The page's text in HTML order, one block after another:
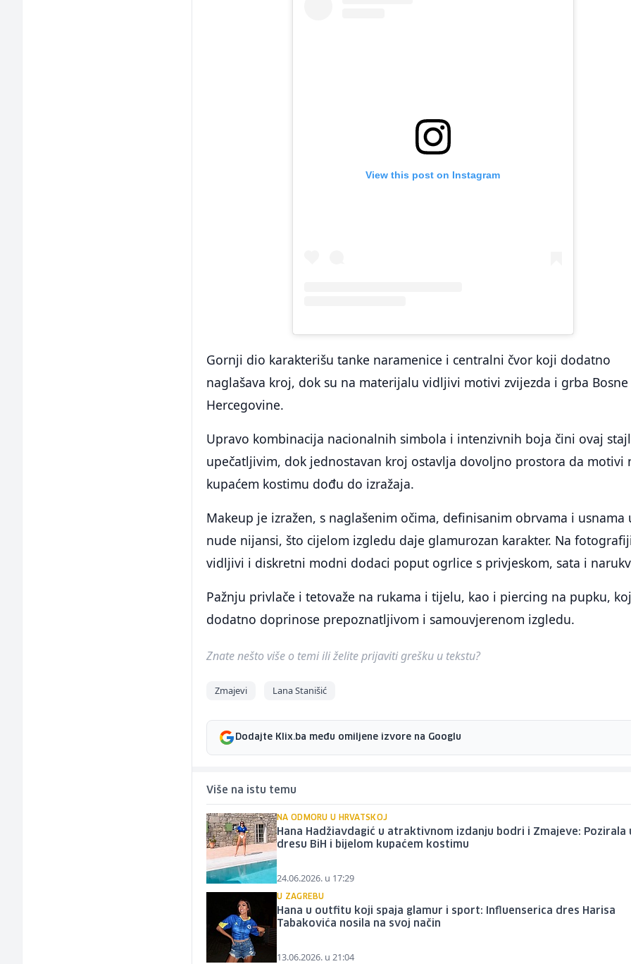
View this post on Instagram
Gornji dio karakterišu tanke naramenice i centralni čvor koji dodatno
naglašava kroj, dok su na materijalu vidljivi motivi zvijezda i grba Bosne
Hercegovine.
Upravo kombinacija nacionalnih simbola i intenzivnih boja čini ovaj
upečatljivim, dok jednostavan kroj ostavlja dovoljno prostora da motivi
kupaćem kostimu dođu do izražaja.
Makeup je izražen, s naglašenim očima, definisanim obrvama i usnama
nude nijansi, što cijelom izgledu daje glamurozan karakter. Na
vidljivi i diskretni modni dodaci poput ogrlice s privjeskom, sata i
Pažnju privlače i tetovaže na rukama i tijelu, kao i piercing na pupku,
dodatno doprinose prepoznatljivom i samouvjerenom izgledu.
Znate nešto više o temi ili želite prijaviti grešku u tekstu?
Zmajevi Lana Stanišić
Dodajte Klix.ba među omiljene izvore na Googlu
Više na istu temu
NA ODMORU U HRVATSKOJ
Hana Hadžiavdagić u atraktivnom izdanju bodri i Zmajeve: Pozirala
dresu BiH i bijelom kupaćem kostimu
24.06.2026. u 17:29
U ZAGREBU
Hana u outfitu koji spaja glamur i sport: Influenserica dres Harisa
Tabakovića nosila na svoj način
13.06.2026. u 21:04